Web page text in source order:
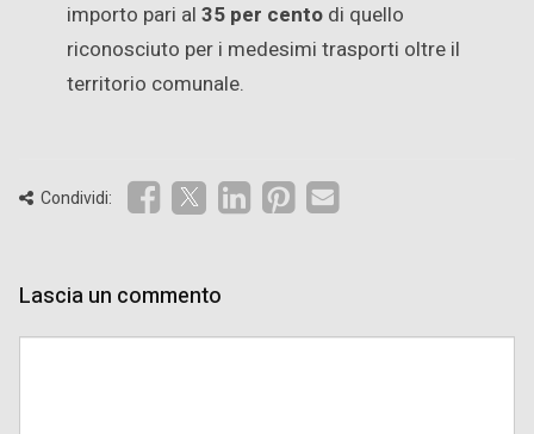
importo pari al 35 per cento di quello
riconosciuto per i medesimi trasporti oltre il
territorio comunale.
Condividi:
Lascia un commento